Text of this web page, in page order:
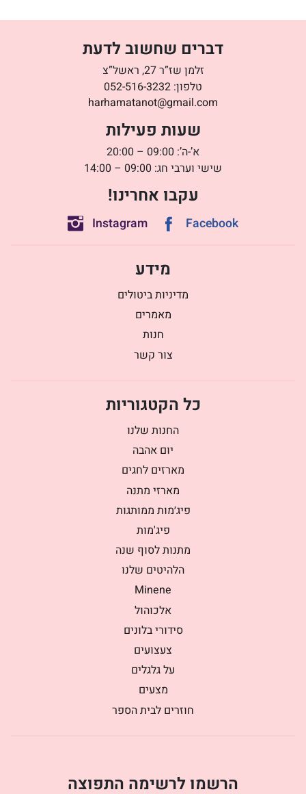
דברים שחשוב לדעת
זלמן שז”ר 27, ראשל”צ
טלפון: 052-516-3232
harhamatanot@gmail.com
שעות פעילות
א’-ה’: 09:00 – 20:00
שישי וערבי חג: 09:00 – 14:00
עקבו אחרינו!
Facebook
Instagram
מידע
מדיניות ביטולים
מאמרים
חנות
צור קשר
כל הקטגוריות
החנות שלנו
יום אהבה
מארזים לחגים
מארזי מתנה
פיג׳מות ממותגות
פיג'מות
מתנות לסוף שנה
הלהיטים שלנו
Minene
אלכוהול
סידורי בלונים
צעצועים
על גלגלים
מצעים
חוזרים לבית הספר
הרשמו לרשימה התפוצה